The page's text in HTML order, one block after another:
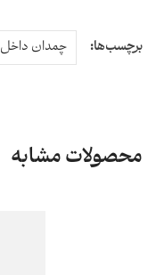
برچسب‌ها: چمدان داخل
محصولات مشابه